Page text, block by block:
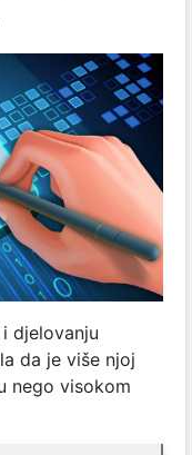
djelovanju
da je više njoj
nego visokom